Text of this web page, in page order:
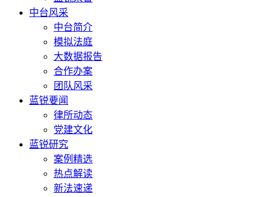
中台风采
中台简介
模拟法庭
大数据报告
合作办案
团队风采
蓝锐要闻
律所动态
党建文化
蓝锐研究
案例精选
热点解读
新法速递